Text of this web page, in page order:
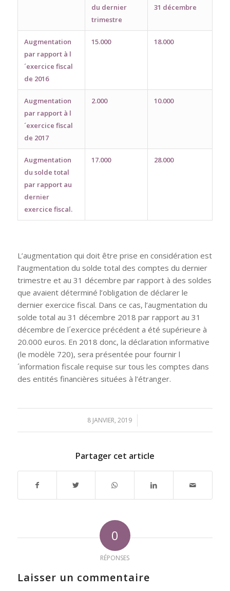
du dernier
trimestre
31 décembre
Augmentation
par rapport à l
´exercice fiscal
de 2016
15.000 18.000
Augmentation
par rapport à l
´exercice fiscal
de 2017
2.000 10.000
Augmentation
du solde total
par rapport au
dernier
exercice fiscal.
17.000 28.000
L’augmentation qui doit être prise en considération est
l’augmentation du solde total des comptes du dernier
trimestre et au 31 décembre par rapport à des soldes
que avaient déterminé l’obligation de déclarer le
dernier exercice fiscal. Dans ce cas, l’augmentation du
solde total au 31 décembre 2018 par rapport au 31
décembre de l´exercice précédent a été supérieure à
20.000 euros. En 2018 donc, la déclaration informative
(le modèle 720), sera présentée pour fournir l
´information fiscale requise sur tous les comptes dans
des entités financières situées à l’étranger.
8 JANVIER, 2019
/
Partager cet article
0
RÉPONSES
Laisser un commentaire